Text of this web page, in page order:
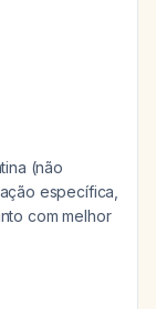
(não
específica,
com melhor